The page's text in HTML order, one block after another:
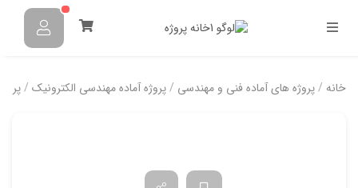
خانه /پروژه های آماده فنی و مهندسی /پروژه آماده مهندسی الکترونیک /